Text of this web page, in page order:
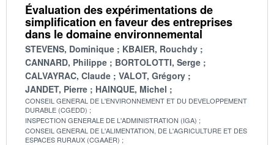
Évaluation des expérimentations de
simplification en faveur des entreprises
dans le domaine environnemental
STEVENS, Dominique
KBAIER, Rouchdy
CANNARD, Philippe
BORTOLOTTI, Serge
CALVAYRAC, Claude
VALOT, Grégory
JANDET, Pierre
HAINQUE, Michel
CONSEIL GENERAL DE L'ENVIRONNEMENT ET DU DEVELOPPEMENT
DURABLE (CGEDD)
INSPECTION GENERALE DE L'ADMINISTRATION (IGA)
CONSEIL GENERAL DE L'ALIMENTATION, DE L'AGRICULTURE ET DES
ESPACES RURAUX (CGAAER)